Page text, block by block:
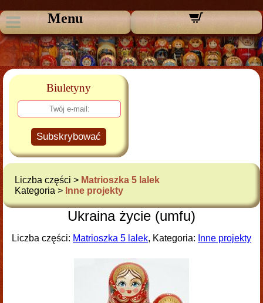
Menu
Biuletyny
Subskrybować
Liczba części > Matrioszka 5 lalek
Kategoria > Inne projekty
Ukraina życie (umfu)
Liczba części: Matrioszka 5 lalek, Kategoria: Inne projekty